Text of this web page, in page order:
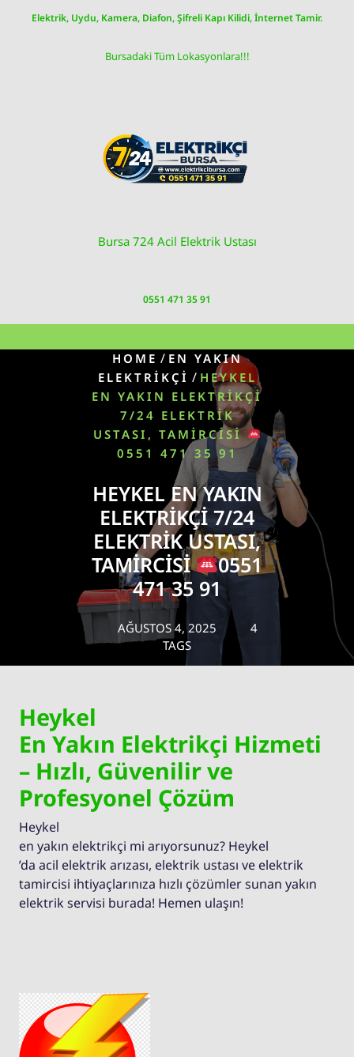
Elektrik, Uydu, Kamera, Diafon, Şifreli Kapı Kilidi, İnternet Tamir.
Bursadaki Tüm Lokasyonlara!!!
Bursa 724 Acil Elektrik Ustası
0551 471 35 91
HOME / EN YAKIN
ELEKTRIKÇI / HEYKEL
EN YAKIN ELEKTRIKÇI
7/24 ELEKTRIK
USTASI, TAMIRCISI
0551 471 35 91
HEYKEL EN YAKIN
ELEKTRIKÇI 7/24
ELEKTRIK USTASI,
TAMIRCISI
0551
471 35 91
AĞUSTOS 4, 2025
4
TAGS
Heykel
En Yakın Elektrikçi Hizmeti
– Hızlı, Güvenilir ve
Profesyonel Çözüm
Heykel
en yakın elektrikçi mi arıyorsunuz? Heykel
’da acil elektrik arızası, elektrik ustası ve elektrik
tamircisi ihtiyaçlarınıza hızlı çözümler sunan yakın
elektrik servisi burada! Hemen ulaşın!